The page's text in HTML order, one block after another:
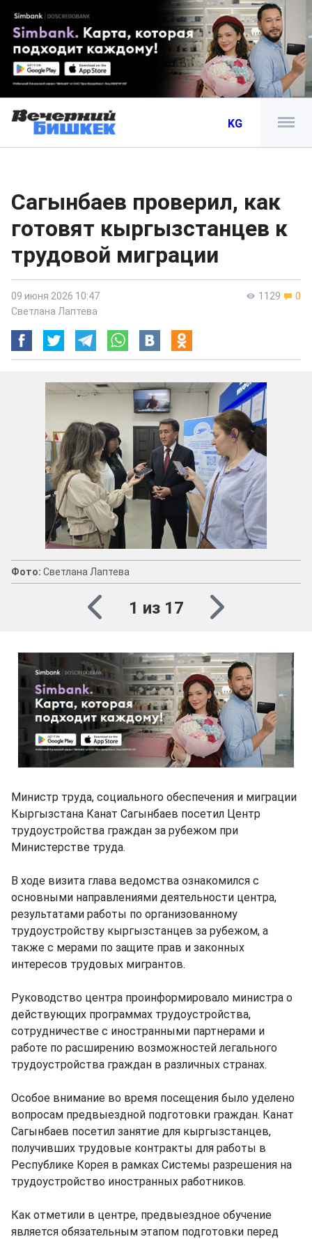
KG
Сагынбаев проверил, как
готовят кыргызстанцев к
трудовой миграции
1129 0
09 июня 2026 10:47
Светлана Лаптева
Фото: Светлана Лаптева
1 из 17
Министр труда, социального обеспечения и миграции
Кыргызстана Канат Сагынбаев посетил Центр
трудоустройства граждан за рубежом при
Министерстве труда.
В ходе визита глава ведомства ознакомился с
основными направлениями деятельности центра,
результатами работы по организованному
трудоустройству кыргызстанцев за рубежом, а
также с мерами по защите прав и законных
интересов трудовых мигрантов.
Руководство центра проинформировало министра о
действующих программах трудоустройства,
сотрудничестве с иностранными партнерами и
работе по расширению возможностей легального
трудоустройства граждан в различных странах.
Особое внимание во время посещения было уделено
вопросам предвыездной подготовки граждан. Канат
Сагынбаев посетил занятие для кыргызстанцев,
получивших трудовые контракты для работы в
Республике Корея в рамках Системы разрешения на
трудоустройство иностранных работников.
Как отметили в центре, предвыездное обучение
является обязательным этапом подготовки перед